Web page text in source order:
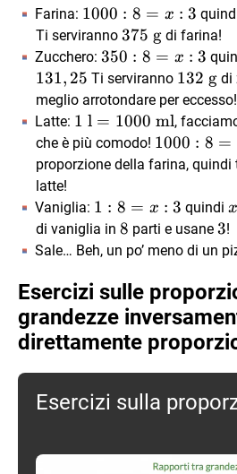
Farina: 1000:
8=x:3
1000 : 8 = x : 3
Ti serviranno 375
\text{
g}
375 g di farina!
Zucchero: 350:8=x:3
350 : 8 = x : 3
131, 25 Ti serviranno 132
\text{
g}
132 g di
meglio arrotondare per eccesso!
Latte: 1\text{
l}=1000
\text{
1 l = 1000 ml,
che è più comodo! 1000 : 8 =
proporzione della farina, quindi
latte!
Vaniglia: 1:8=x:3
1 : 8 = x : 3 quindix
di vaniglia in 8
8 parti e usane 3
3!
Sale… Beh, un po’ meno di un
Esercizi sulle
grandezze
direttamente
Esercizi sulla